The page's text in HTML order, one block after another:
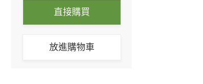
直接購買
放進購物車